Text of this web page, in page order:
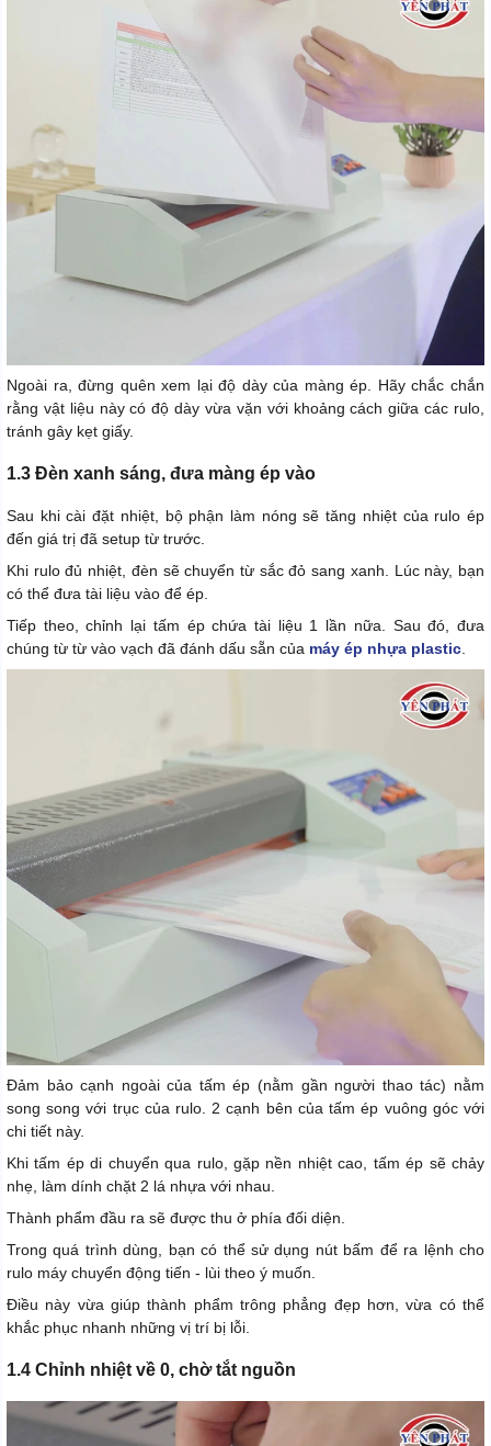
Ngoài ra, đừng quên xem lại độ dày của màng ép. Hãy chắc chắn
rằng vật liệu này có độ dày vừa vặn với khoảng cách giữa các rulo,
tránh gây kẹt giấy.
1.3 Đèn xanh sáng, đưa màng ép vào
Sau khi cài đặt nhiệt, bộ phận làm nóng sẽ tăng nhiệt của rulo ép
đến giá trị đã setup từ trước.
Khi rulo đủ nhiệt, đèn sẽ chuyển từ sắc đỏ sang xanh. Lúc này, bạn
có thể đưa tài liệu vào để ép.
Tiếp theo, chỉnh lại tấm ép chứa tài liệu 1 lần nữa. Sau đó, đưa
chúng từ từ vào vạch đã đánh dấu sẵn của máy ép nhựa plastic.
Đảm bảo cạnh ngoài của tấm ép (nằm gần người thao tác) nằm
song song với trục của rulo. 2 cạnh bên của tấm ép vuông góc với
chi tiết này.
Khi tấm ép di chuyển qua rulo, gặp nền nhiệt cao, tấm ép sẽ chảy
nhẹ, làm dính chặt 2 lá nhựa với nhau.
Thành phẩm đầu ra sẽ được thu ở phía đối diện.
Trong quá trình dùng, bạn có thể sử dụng nút bấm để ra lệnh cho
rulo máy chuyển động tiến - lùi theo ý muốn.
Điều này vừa giúp thành phẩm trông phẳng đẹp hơn, vừa có thể
khắc phục nhanh những vị trí bị lỗi.
1.4 Chỉnh nhiệt về 0, chờ tắt nguồn